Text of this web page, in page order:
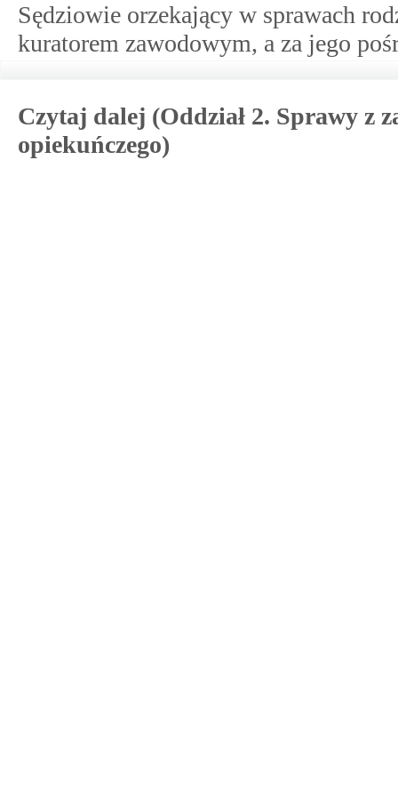
Sędziowie orzekający w sprawach
kuratorem zawodowym, a za jego
Czytaj dalej (Oddział 2. Sprawy z
opiekuńczego)